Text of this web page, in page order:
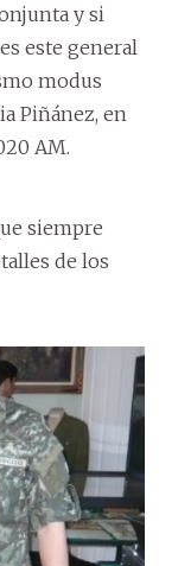
y si
este general
modus
Piñánez, en
AM.
siempre
de los